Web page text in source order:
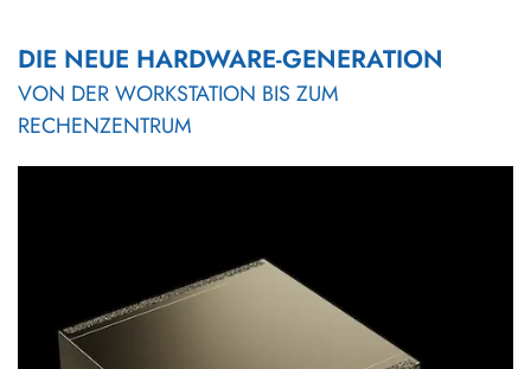
DIE NEUE HARDWARE-GENERATION
VON DER WORKSTATION BIS ZUM
RECHENZENTRUM